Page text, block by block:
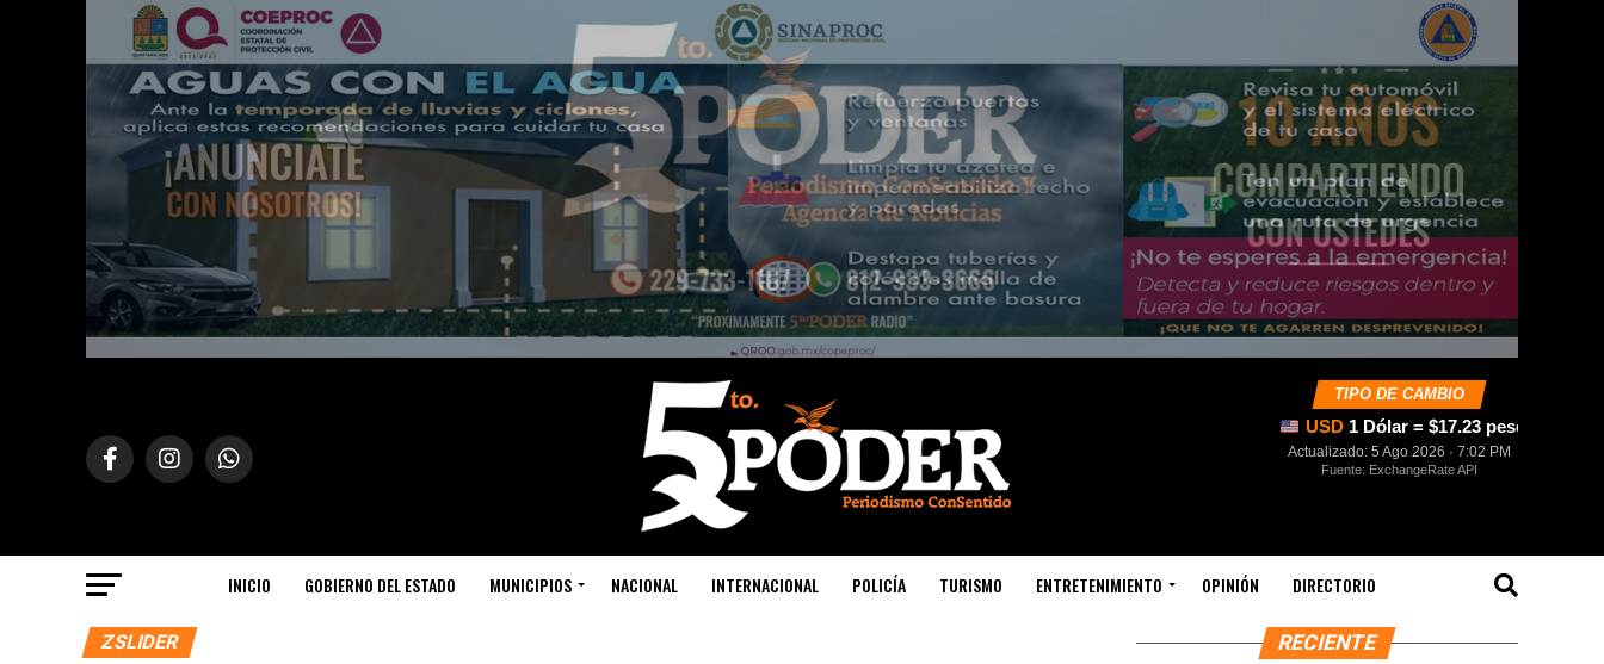
TIPO DE CAMBIO
USD 1 Dólar = $17.23 pesos
Actualizado: 5 Ago 2026 · 7:02 PM
Fuente: ExchangeRate API
INICIO GOBIERNO DEL ESTADO MUNICIPIOS NACIONAL INTERNACIONAL POLICÍA TURISMO ENTRETENIMIENTO OPINIÓN DIRECTORIO
ZSLIDER RECIENTE